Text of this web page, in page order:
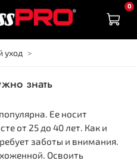
0
уход
знать
Ее носит
от 25 до 40 лет. Как и
заботы и внимания.
Освоить